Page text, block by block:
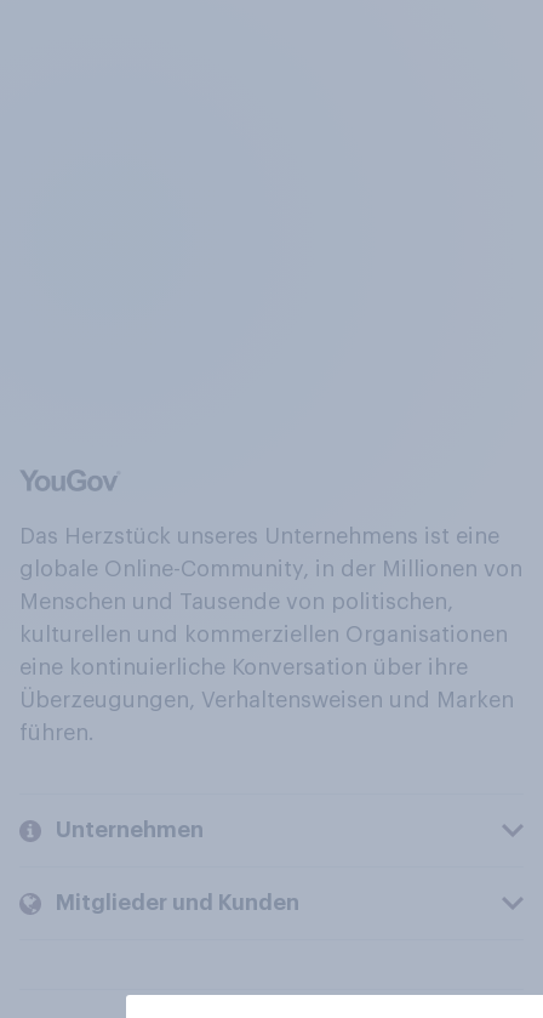
Das Herzstück unseres Unternehmens ist eine
globale Online-Community, in der Millionen von
Menschen und Tausende von politischen,
kulturellen und kommerziellen Organisationen
eine kontinuierliche Konversation über ihre
Überzeugungen, Verhaltensweisen und Marken
führen.
Unternehmen
Mitglieder und Kunden